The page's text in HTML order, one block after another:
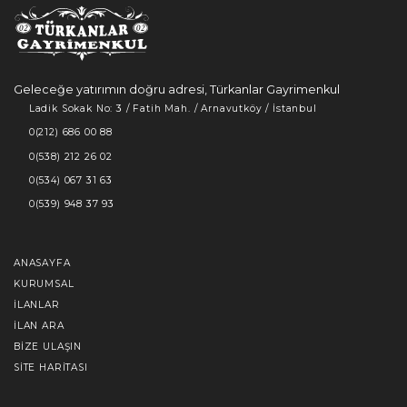
Geleceğe yatırımın doğru adresi, Türkanlar Gayrimenkul
Ladik Sokak No: 3 / Fatih Mah. / Arnavutköy / İstanbul
0(212) 686 00 88
0(538) 212 26 02
0(534) 067 31 63
0(539) 948 37 93
ANASAYFA
KURUMSAL
İLANLAR
İLAN ARA
BIZE ULAŞIN
SITE HARITASI